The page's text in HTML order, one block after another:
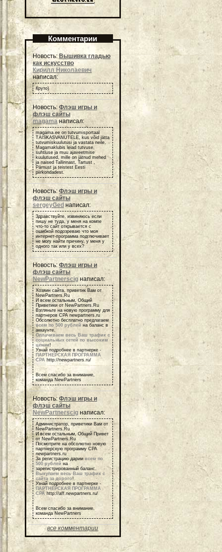
Комментарии
Новость:Вышивка гладью
как искусство
Кирилл Николаевич
написал:
Круто)
Новость: Флэш игры и
флэш сайты
magamaнаписал:
magama.ee on tutvumisportaal
TÄISKASVANUTELE, kus võid jätta
tutvumiskuulutusi ja vastata neile.
Magamaklubis leiad tutvuse,
suhtluse ja muu ajaveetmise
kuulutused, mille on jätnud mehed
ja naised Tallinnast, Tartust ,
Pärnust ja teistest Eesti
piirkondadest.
Новость: Флэш игры и
флэш сайты
sergeyGed написал:
Здравствуйте, извиняюсь если
пишу не туда, у меня на компе
что-то сайт открывается с
ошибкой подозреваю что моя
интернет-программа подглючивает
не могу найти причину, у меня у
одного так или у всех?
Новость: Флэш игры и
флэш сайты
NewPartnerscigнаписал:
Хозяин сайта, приветик Вам от
NewPartners.Ru
И всем остальным, Общий
Приветики от NewPartners.Ru
Взгляньте на новую программу для
партнеров СРА newpartners.ru
Обсолютно бесплатно предлагаем
всем по 500 рублей на баланс в
аккаунте.
Оплачиваем весь Ваш трафик с
социальных сетей по высоким
ценам!
Узнай подробнее в партнерке -
ПАРТНЕРСКАЯ ПРОГРАММА
СРА http://newpartners.ru/
Всем спасибо за внимание,
команда NewPartners
Новость: Флэш игры и
флэш сайты
NewPartnerscig написал:
Администратор, приветики Вам от
NewPartners.Ru
И всем остальным, Общий Привет
от NewPartners.Ru
Посмотрите на обсолютно новую
партнерскую программу СРА
newpartners.ru
За регистрацию дарим всем по
500 рублей на
зарегистрированный баланс.
Выкупаем весь Ваш трафик с
сайта за дорого!
Узнай подробнее в партнерке -
ПАРТНЕРСКАЯ ПРОГРАММА
СРА http://aff.newpartners.ru/
Всем спасибо за внимание,
команда NewPartners
все комментарии